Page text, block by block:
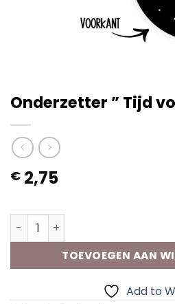
Onderzetter ” Tijd
€ 2,75
Onderzetter " Tijd voor Thee "
TOEVOEGEN AAN
Add to